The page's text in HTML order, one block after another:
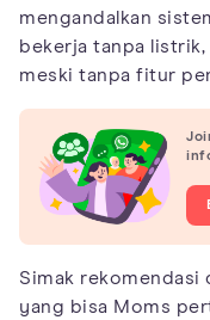
mengandalkan
bekerja tanpa
meski tanpa fitur
Simak
yang bisa Moms